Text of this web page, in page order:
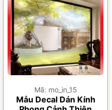
Mã: mo_in_15
Mẫu Decal Dán Kính